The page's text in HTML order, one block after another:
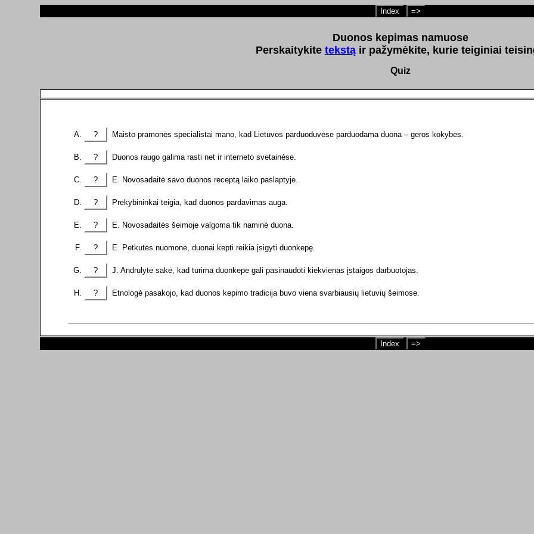
Index =>
Duonos kepimas namuose
Perskaitykite tekstą ir pažymėkite, kurie teiginiai
Quiz
? Maisto pramonės specialistai mano, kad Lietuvos parduoduvėse parduodama duona – geros kokybės.
? Duonos raugo galima rasti net ir interneto svetainėse.
? E. Novosadaitė savo duonos receptą laiko paslaptyje.
? Prekybininkai teigia, kad duonos pardavimas auga.
? E. Novosadaitės šeimoje valgoma tik naminė duona.
? E. Petkutės nuomone, duonai kepti reikia įsigyti duonkepę.
? J. Andrulytė sakė, kad turima duonkepe gali pasinaudoti kiekvienas įstaigos darbuotojas.
? Etnologė pasakojo, kad duonos kepimo tradicija buvo viena svarbiausių lietuvių šeimose.
Index =>